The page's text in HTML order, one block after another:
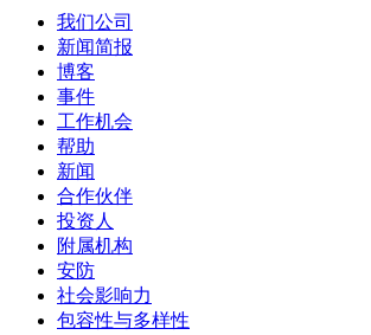
我们公司
新闻简报
博客
事件
工作机会
帮助
新闻
合作伙伴
投资人
附属机构
安防
社会影响力
包容性与多样性